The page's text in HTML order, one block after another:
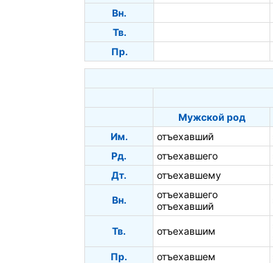
Вн.
Тв.
Пр.
Мужской род
Им.
отъехавший
Рд.
отъехавшего
Дт.
отъехавшему
Вн.
отъехавшего
отъехавший
Тв. отъехавшим
Пр. отъехавшем